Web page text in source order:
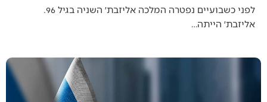
לפני כשבועיים נפטרה המלכה אליזבת׳ השניה בגיל 96.
אליזבת׳ הייתה…